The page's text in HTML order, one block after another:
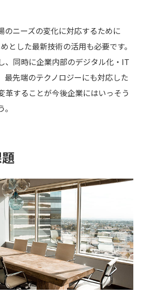
のニーズの変化に対応するために
とした最新技術の活用も必要です。
、同時に企業内部のデジタル化・IT
最先端のテクノロジーにも対応した
革することが今後企業にはいっそう